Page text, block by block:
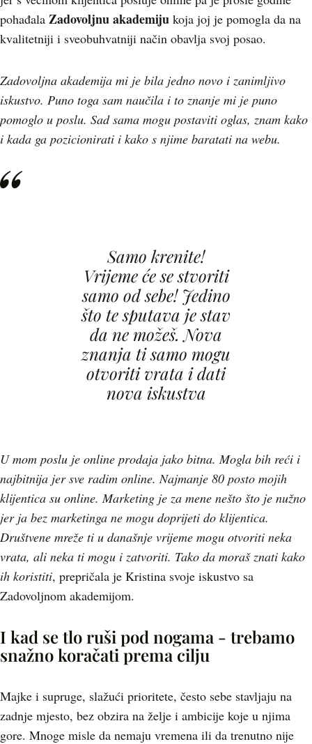
pohađala Zadovoljnu akademiju koja joj je pomogla da na
kvalitetniji i sveobuhvatniji način obavlja svoj posao.
Zadovoljna akademija mi je bila jedno novo i zanimljivo
iskustvo. Puno toga sam naučila i to znanje mi je puno
pomoglo u poslu. Sad sama mogu postaviti oglas, znam kako
i kada ga pozicionirati i kako s njime baratati na webu.
Samo krenite!
Vrijeme će se stvoriti
samo od sebe! Jedino
što te sputava je stav
da ne možeš. Nova
znanja ti samo mogu
otvoriti vrata i dati
nova iskustva
U mom poslu je online prodaja jako bitna. Mogla bih reći i
najbitnija jer sve radim online. Najmanje 80 posto mojih
klijentica su online. Marketing je za mene nešto što je nužno
jer ja bez marketinga ne mogu doprijeti do klijentica.
Društvene mreže ti u današnje vrijeme mogu otvoriti neka
vrata, ali neka ti mogu i zatvoriti. Tako da moraš znati kako
ih koristiti, prepričala je Kristina svoje iskustvo sa
Zadovoljnom akademijom.
I kad se tlo ruši pod nogama - trebamo
snažno koračati prema cilju
Majke i supruge, slažući prioritete, često sebe stavljaju na
zadnje mjesto, bez obzira na želje i ambicije koje u njima
gore. Mnoge misle da nemaju vremena ili da trenutno nije